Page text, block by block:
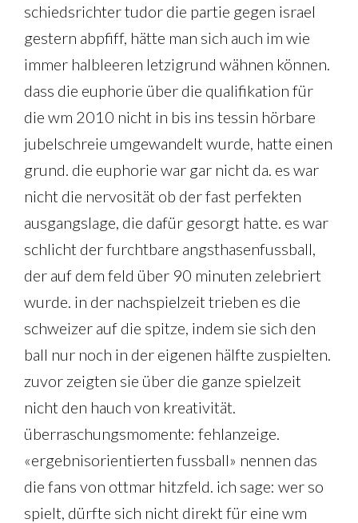
schiedsrichter tudor die partie gegen israel
gestern abpfiff, hätte man sich auch im wie
immer halbleeren letzigrund wähnen können.
dass die euphorie über die qualifikation für
die wm 2010 nicht in bis ins tessin hörbare
jubelschreie umgewandelt wurde, hatte einen
grund. die euphorie war gar nicht da. es war
nicht die nervosität ob der fast perfekten
ausgangslage, die dafür gesorgt hatte. es war
schlicht der furchtbare angsthasenfussball,
der auf dem feld über 90 minuten zelebriert
wurde. in der nachspielzeit trieben es die
schweizer auf die spitze, indem sie sich den
ball nur noch in der eigenen hälfte zuspielten.
zuvor zeigten sie über die ganze spielzeit
nicht den hauch von kreativität.
überraschungsmomente: fehlanzeige.
«ergebnisorientierten fussball» nennen das
die fans von ottmar hitzfeld. ich sage: wer so
spielt, dürfte sich nicht direkt für eine wm